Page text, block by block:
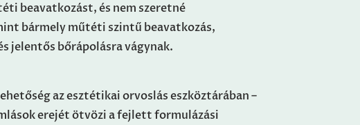
beavatkozást, és nem szeretné
bármely műtéti szintű beavatkozás,
jelentős bőrápolásra vágynak.
az esztétikai orvoslás eszköztárában –
erejét ötvözi a fejlett formulázási